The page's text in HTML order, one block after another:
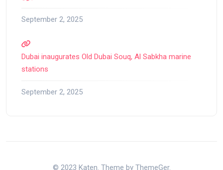
September 2, 2025
Dubai inaugurates Old Dubai Souq, Al Sabkha marine
stations
September 2, 2025
© 2023 Katen. Theme by ThemeGer.